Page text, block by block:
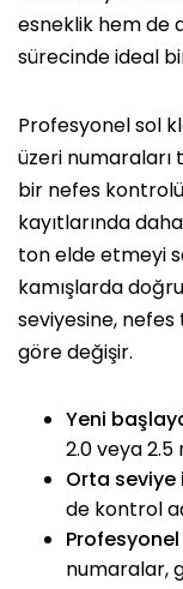
esneklik hem de
sürecinde ideal
Profesyonel sol
üzeri numaraları
bir nefes
kayıtlarında
ton elde etmeyi
kamışlarda
seviyesine,
göre değişir.
Yeni
2.0 veya 2.5
Orta seviye
de kontrol
numaralar,